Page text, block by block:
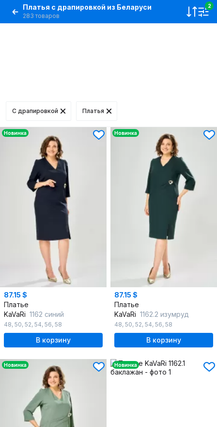
Платья с драпировкой из Беларуси
283 товаров
2
С драпировкой Платья
Новинка
87.15 $
Платье
KaVaRi 1162 синий
48, 50, 52, 54, 56, 58
В корзину
Новинка
87.15 $
Платье
KaVaRi 1162.2 изумруд
48, 50, 52, 54, 56, 58
В корзину
Новинка Новинка